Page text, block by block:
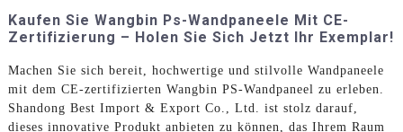
Kaufen Sie Wangbin Ps-Wandpaneele Mit CE-
Zertifizierung – Holen Sie Sich Jetzt Ihr Exemplar!
Machen Sie sich bereit, hochwertige und stilvolle Wandpaneele
mit dem CE-zertifizierten Wangbin PS-Wandpaneel zu erleben.
Shandong Best Import & Export Co., Ltd. ist stolz darauf,
dieses innovative Produkt anbieten zu können, das Ihrem Raum